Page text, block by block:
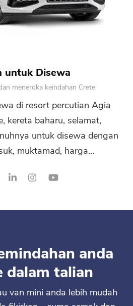
untuk Disewa
meneroka keindahan Crete
di resort percutian Agia
kereta baharu, selamat,
untuk disewa dengan
muktamad, harga...
anda
dalam talian
van mini anda lebih mudah